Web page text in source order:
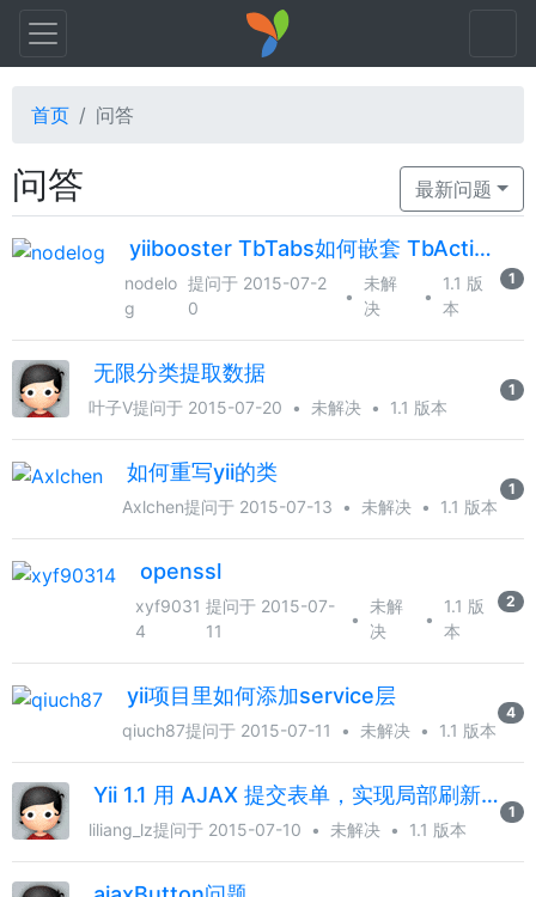
首页 问答
问答 最新问题
yiibooster TbTabs如何嵌套 TbActiveForm或者在tab标签做个链接
nodelo
g
提问于 2015-07-2
0
•
未解
决
•
1.1 版
本
1
无限分类提取数据
叶子V提问于 2015-07-20 • 未解决 • 1.1 版本
1
如何重写yii的类
Axlchen提问于 2015-07-13 • 未解决 • 1.1 版本
1
openssl
xyf9031
4
提问于 2015-07-
11
•
未解
决
•
1.1 版
本
2
yii项目里如何添加service层
qiuch87提问于 2015-07-11 • 未解决 • 1.1 版本
4
Yii 1.1 用 AJAX 提交表单，实现局部刷新？
liliang_lz提问于 2015-07-10 • 未解决 • 1.1 版本
1